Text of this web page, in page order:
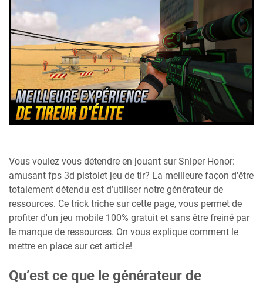
Vous voulez vous détendre en jouant sur Sniper Honor:
amusant fps 3d pistolet jeu de tir? La meilleure façon d'être
totalement détendu est d’utiliser notre générateur de
ressources. Ce trick triche sur cette page, vous permet de
profiter d'un jeu mobile 100% gratuit et sans être freiné par
le manque de ressources. On vous explique comment le
mettre en place sur cet article!
Qu’est ce que le générateur de